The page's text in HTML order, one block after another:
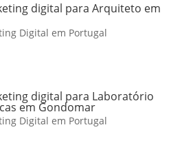
digital para Arquiteto em
Digital em Portugal
digital para Laboratório
em Gondomar
Digital em Portugal